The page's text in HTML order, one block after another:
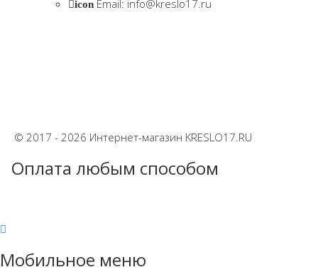
icon Email: info@kreslo17.ru
© 2017 - 2026 Интернет-магазин KRESLO17.RU
Оплата любым способом
Мобильное меню